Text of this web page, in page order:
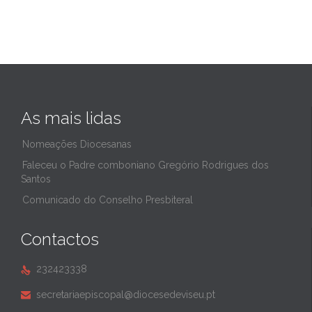
As mais lidas
Nomeações Diocesanas
Faleceu o Padre comboniano Gregório Rodrigues dos
Santos
Comunicado do Conselho Presbiteral
Contactos
 232423338
 secretariaepiscopal@diocesedeviseu.pt